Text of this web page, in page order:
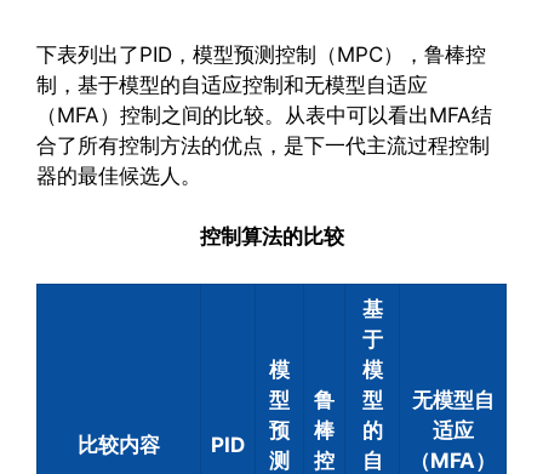
下表列出了PID，模型预测控制（MPC），鲁棒控
制，基于模型的自适应控制和无模型自适应
（MFA）控制之间的比较。从表中可以看出MFA结
合了所有控制方法的优点，是下一代主流过程控制
器的最佳候选人。
控制算法的比较
比较内容 PID
模
型
预
测
鲁
棒
控
基
于
模
型
的
自
无模型自
适应
（MFA）